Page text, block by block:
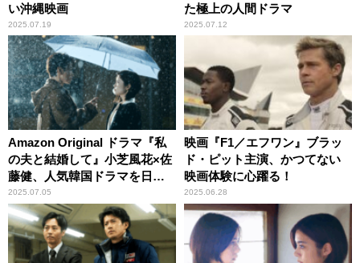
い沖縄映画
2025.07.19
た極上の人間ドラマ
2025.07.12
Amazon Original ドラマ『私
の夫と結婚して』小芝風花×佐
藤健、人気韓国ドラマを日本
で実写ドラマ化
2025.07.05
映画『F1／エフワン』ブラッ
ド・ピット主演、かつてない
映画体験に心躍る！
2025.06.28